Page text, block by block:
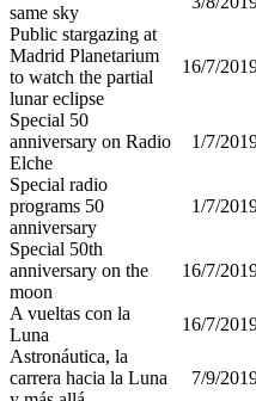
same sky
Public stargazing at
Madrid Planetarium
to watch the partial
lunar eclipse
16/7/
Special 50
anniversary on Radio
Elche
1/7/
Special radio
programs 50
anniversary
1/7/
Special 50th
anniversary on the
moon
16/7/
A vueltas con la
Luna
16/7/
Astronáutica, la
carrera hacia la Luna
7/9/